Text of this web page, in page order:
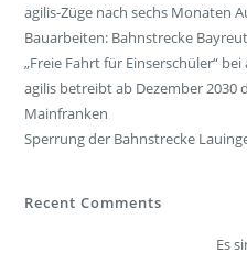
Fundsachen
Zügig erklärt
FAQ
Unternehmen
Über uns
Spendenwettbewerb
agilis-Züge nach sechs Monaten
Bauarbeiten: Bahnstrecke
„Freie Fahrt für Einserschüler“ bei
agilis betreibt ab Dezember 2030
Mainfranken
Sperrung der Bahnstrecke
Recent Comments
Es